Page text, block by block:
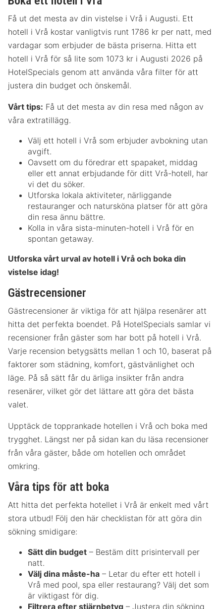
Få ut det mesta av din vistelse i Vrå i Augusti. Ett
hotell i Vrå kostar vanligtvis runt 1786 kr per natt, med
vardagar som erbjuder de bästa priserna. Hitta ett
hotell i Vrå för så lite som 1073 kr i Augusti 2026 på
HotelSpecials genom att använda våra filter för att
justera din budget och önskemål.
Vårt tips: Få ut det mesta av din resa med någon av
våra extratillägg.
Välj ett hotell i Vrå som erbjuder avbokning utan
avgift.
Oavsett om du föredrar ett spapaket, middag
eller ett annat erbjudande för ditt Vrå-hotell, har
vi det du söker.
Utforska lokala aktiviteter, närliggande
restauranger och natursköna platser för att göra
din resa ännu bättre.
Kolla in våra sista-minuten-hotell i Vrå för en
spontan getaway.
Utforska vårt urval av hotell i Vrå och boka din
vistelse idag!
Gästrecensioner
Gästrecensioner är viktiga för att hjälpa resenärer att
hitta det perfekta boendet. På HotelSpecials samlar vi
recensioner från gäster som har bott på hotell i Vrå.
Varje recension betygsätts mellan 1 och 10, baserat på
faktorer som städning, komfort, gästvänlighet och
läge. På så sätt får du ärliga insikter från andra
resenärer, vilket gör det lättare att göra det bästa
valet.
Upptäck de topprankade hotellen i Vrå och boka med
trygghet. Längst ner på sidan kan du läsa recensioner
från våra gäster, både om hotellen och området
omkring.
Våra tips för att boka
Att hitta det perfekta hotellet i Vrå är enkelt med vårt
stora utbud! Följ den här checklistan för att göra din
sökning smidigare:
Sätt din budget – Bestäm ditt prisintervall per
natt.
Välj dina måste-ha – Letar du efter ett hotell i
Vrå med pool, spa eller restaurang? Välj det som
är viktigast för dig.
Filtrera efter stjärnbetyg – Justera din sökning